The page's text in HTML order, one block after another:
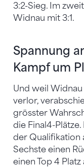
3:2-Sieg. Im
Widnau mit 3:1.
Spannung
Kampf um
Und weil
verlor,
grösster
die Final4-
der Qualifikation
Sechste einen
einen Top 4